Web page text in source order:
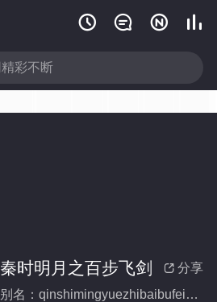
   
 分享
秦时明月之百步飞剑
别名：qinshimingyuezhibaibufeijian